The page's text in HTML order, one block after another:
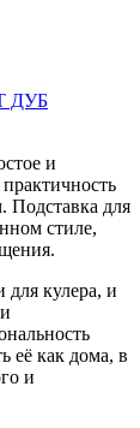
ДУБ
и
Подставка для
стиле,
кулера, и
её как дома, в
и